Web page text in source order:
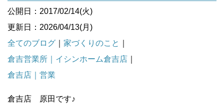
公開日：2017/02/14(火)
更新日：2026/04/13(月)
全てのブログ
家づくりのこと
倉吉営業所｜イシンホーム倉吉店
倉吉店｜営業
倉吉店 原田です♪